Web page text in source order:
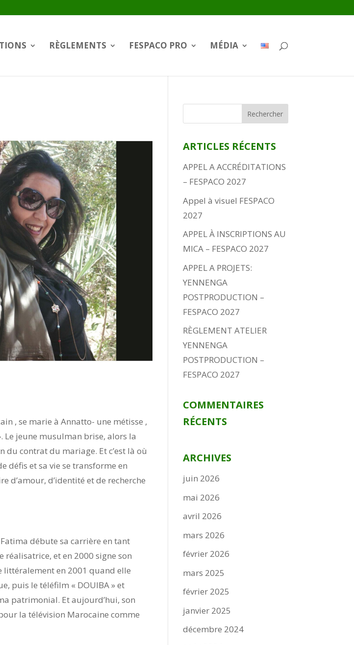
RÈGLEMENTS FESPACO PRO MÉDIA
, se marie à Annatto- une métisse ,
Le jeune musulman brise, alors la
du contrat du mariage. Et c’est là où
défis et sa vie se transforme en
d’amour, d’identité et de recherche
débute sa carrière en tant
réalisatrice, et en 2000 signe son
littéralement en 2001 quand elle
puis le téléfilm « DOUIBA » et
patrimonial. Et aujourd’hui, son
la télévision Marocaine comme
ARTICLES RÉCENTS
APPEL A ACCRÉDITATIONS
– FESPACO 2027
Appel à visuel FESPACO
2027
APPEL À INSCRIPTIONS AU
MICA – FESPACO 2027
APPEL A PROJETS:
YENNENGA
POSTPRODUCTION –
FESPACO 2027
RÈGLEMENT ATELIER
YENNENGA
POSTPRODUCTION –
FESPACO 2027
COMMENTAIRES
RÉCENTS
ARCHIVES
juin 2026
mai 2026
avril 2026
mars 2026
février 2026
mars 2025
février 2025
janvier 2025
décembre 2024